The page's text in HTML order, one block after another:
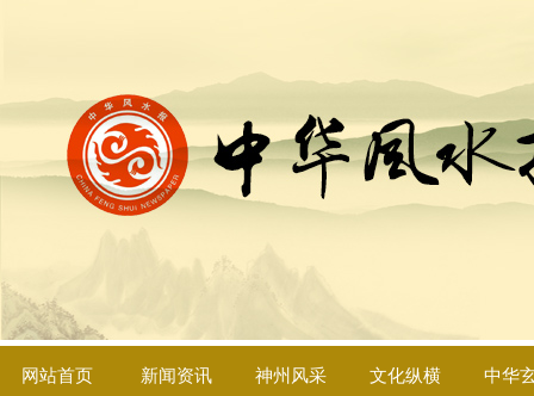
网站首页 新闻资讯 神州风采 文化纵横 中华